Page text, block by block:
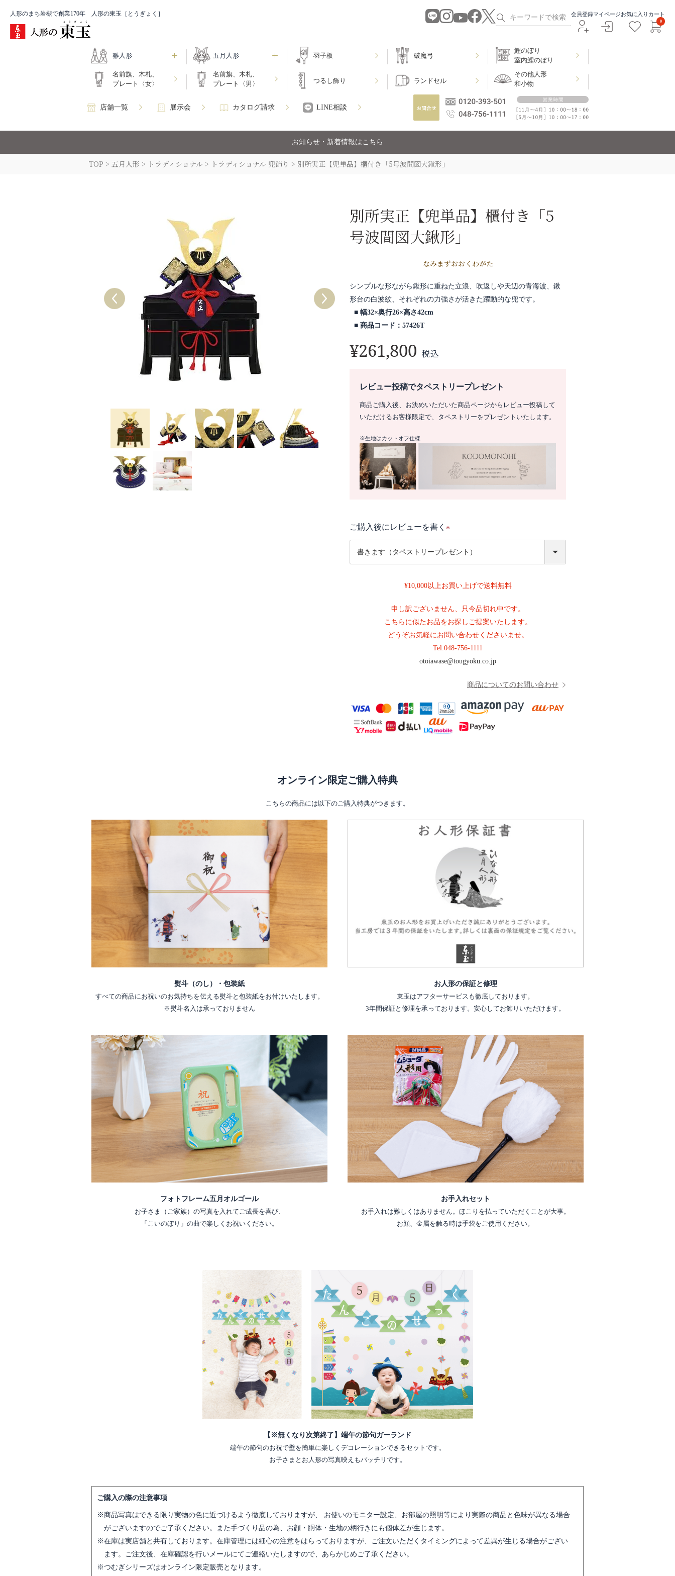
人形のまち岩槻で創業170年 人形の東玉［とうぎょく］ 会員登録マイページお気に入り カート
0
雛人形 五月人形 羽子板 破魔弓
鯉のぼり
室内鯉のぼり
名前旗、木札、
プレート〈女〉
名前旗、木札、
プレート〈男〉
つるし飾り ランドセル
その他人形
和小物
店舗一覧 展示会 カタログ請求 LINE相談
お知らせ・新着情報はこちら
TOP 五月人形 トラディショナル トラディショナル 兜飾り 別所実正【兜単品】櫃付き「5号波間図大鍬形」
別所実正【兜単品】櫃付き「5
号波間図大鍬形」
なみまずおおくわがた
シンプルな形ながら鍬形に重ねた立浪、吹返しや天辺の青海波、鍬
形台の白波紋、それぞれの力強さが活きた躍動的な兜です。
幅32×奥行26×高さ42cm
商品コード：57426T
¥261,800 税込
レビュー投稿でタペストリープレゼント
商品ご購入後、お決めいただいた商品ページからレビュー投稿して
いただけるお客様限定で、タペストリーをプレゼントいたします。
※生地はカットオフ仕様
ご購入後にレビューを書く
)
¥10,000以上お買い上げで送料無料
申し訳ございません、只今品切れ中です。
こちらに似たお品をお探しご提案いたします。
どうぞお気軽にお問い合わせくださいませ。
Tel.048-756-1111
otoiawase@tougyoku.co.jp
商品についてのお問い合わせ
オンライン限定ご購入特典
こちらの商品には以下のご購入特典がつきます。
熨斗（のし）・包装紙
すべての商品にお祝いのお気持ちを伝える熨斗と包装紙をお付けいたします。
※熨斗名入は承っておりません
お人形の保証と修理
東玉はアフターサービスも徹底しております。
3年間保証と修理を承っております。安心してお飾りいただけます。
フォトフレーム五月オルゴール
お子さま（ご家族）の写真を入れてご成長を喜び、
「こいのぼり」の曲で楽しくお祝いください。
お手入れセット
お手入れは難しくはありません。ほこりを払っていただくことが大事。
お顔、金属を触る時は手袋をご使用ください。
【※無くなり次第終了】端午の節句ガーランド
端午の節句のお祝で壁を簡単に楽しくデコレーションできるセットです。
お子さまとお人形の写真映えもバッチリです。
ご購入の際の注意事項
商品写真はできる限り実物の色に近づけるよう徹底しておりますが、 お使いのモニター設定、お部屋の照明等により実際の商品と色味が異なる場合
がございますのでご了承ください。また手づくり品の為、お顔・胴体・生地の柄行きにも個体差が生じます。
在庫は実店舗と共有しております。在庫管理には細心の注意をはらっておりますが、ご注文いただくタイミングによって差異が生じる場合がござい
ます。ご注文後、在庫確認を行いメールにてご連絡いたしますので、あらかじめご了承ください。
つむぎシリーズはオンライン限定販売となります。